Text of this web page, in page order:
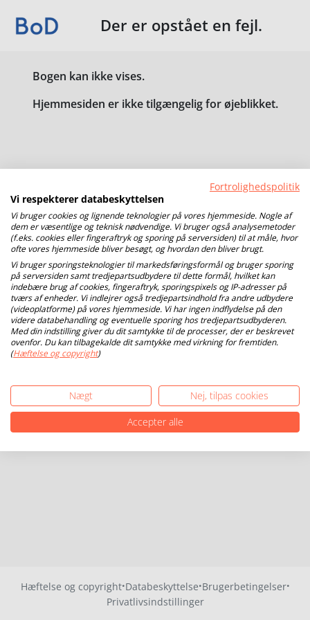
Der er opstået en fejl.
Bogen kan ikke vises.
Hjemmesiden er ikke tilgængelig for øjeblikket.
Hæftelse og copyright·Databeskyttelse·Brugerbetingelser·
Privatlivsindstillinger
Fortrolighedspolitik
Vi respekterer databeskyttelsen
Vi bruger cookies og lignende teknologier på vores hjemmeside. Nogle af
dem er væsentlige og teknisk nødvendige. Vi bruger også analysemetoder
(f.eks. cookies eller fingeraftryk og sporing på serversiden) til at måle, hvor
ofte vores hjemmeside bliver besøgt, og hvordan den bliver brugt.
Vi bruger sporingsteknologier til markedsføringsformål og bruger sporing
på serversiden samt tredjepartsudbydere til dette formål, hvilket kan
indebære brug af cookies, fingeraftryk, sporingspixels og IP-adresser på
tværs af enheder. Vi indlejrer også tredjepartsindhold fra andre udbydere
(videoplatforme) på vores hjemmeside. Vi har ingen indflydelse på den
videre databehandling og eventuelle sporing hos tredjepartsudbyderen.
Med din indstilling giver du dit samtykke til de processer, der er beskrevet
ovenfor. Du kan tilbagekalde dit samtykke med virkning for fremtiden.
(Hæftelse og copyright)
Nægt
Nej, tilpas cookies
Accepter alle